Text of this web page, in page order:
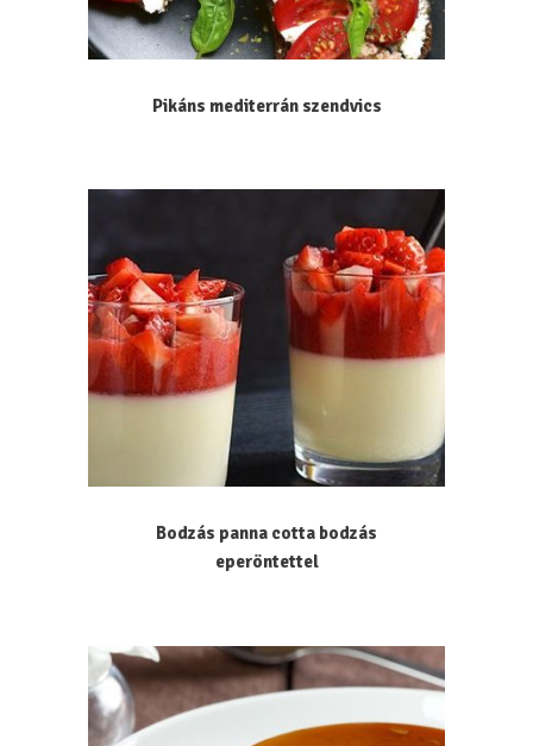
Pikáns mediterrán szendvics
Bodzás panna cotta bodzás
eperöntettel